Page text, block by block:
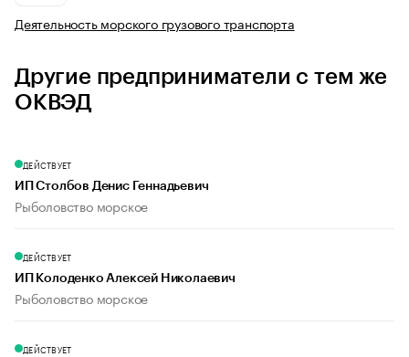
Деятельность морского грузового транспорта
Другие предприниматели с тем же
ОКВЭД
ДЕЙСТВУЕТ
ИП Столбов Денис Геннадьевич
Рыболовство морское
ДЕЙСТВУЕТ
ИП Колоденко Алексей Николаевич
Рыболовство морское
ДЕЙСТВУЕТ